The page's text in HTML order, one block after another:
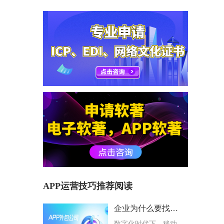
APP运营技巧推荐阅读
企业为什么要找专业APP外包公司？选择避坑指南